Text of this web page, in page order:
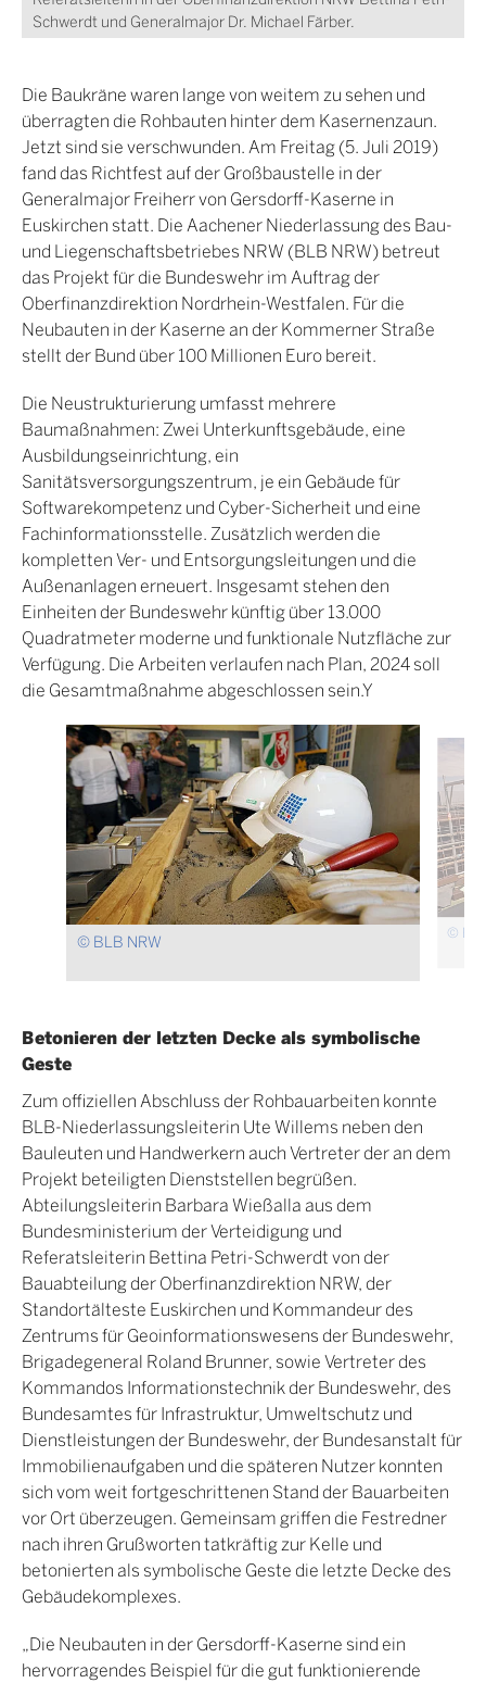
Schwerdt und Generalmajor Dr. Michael Färber.
Die Baukräne waren lange von weitem zu sehen und
überragten die Rohbauten hinter dem Kasernenzaun.
Jetzt sind sie verschwunden. Am Freitag (5. Juli 2019)
fand das Richtfest auf der Großbaustelle in der
Generalmajor Freiherr von Gersdorff-Kaserne in
Euskirchen statt. Die Aachener Niederlassung des Bau-
und Liegenschaftsbetriebes NRW (BLB NRW) betreut
das Projekt für die Bundeswehr im Auftrag der
Oberfinanzdirektion Nordrhein-Westfalen. Für die
Neubauten in der Kaserne an der Kommerner Straße
stellt der Bund über 100 Millionen Euro bereit.
Die Neustrukturierung umfasst mehrere
Baumaßnahmen: Zwei Unterkunftsgebäude, eine
Ausbildungseinrichtung, ein
Sanitätsversorgungszentrum, je ein Gebäude für
Softwarekompetenz und Cyber-Sicherheit und eine
Fachinformationsstelle. Zusätzlich werden die
kompletten Ver- und Entsorgungsleitungen und die
Außenanlagen erneuert. Insgesamt stehen den
Einheiten der Bundeswehr künftig über 13.000
Quadratmeter moderne und funktionale Nutzfläche zur
Verfügung. Die Arbeiten verlaufen nach Plan, 2024 soll
die Gesamtmaßnahme abgeschlossen sein.Y
© BLB NRW ©
Betonieren der letzten Decke als symbolische
Geste
Zum offiziellen Abschluss der Rohbauarbeiten konnte
BLB-Niederlassungsleiterin Ute Willems neben den
Bauleuten und Handwerkern auch Vertreter der an dem
Projekt beteiligten Dienststellen begrüßen.
Abteilungsleiterin Barbara Wießalla aus dem
Bundesministerium der Verteidigung und
Referatsleiterin Bettina Petri-Schwerdt von der
Bauabteilung der Oberfinanzdirektion NRW, der
Standortälteste Euskirchen und Kommandeur des
Zentrums für Geoinformationswesens der Bundeswehr,
Brigadegeneral Roland Brunner, sowie Vertreter des
Kommandos Informationstechnik der Bundeswehr, des
Bundesamtes für Infrastruktur, Umweltschutz und
Dienstleistungen der Bundeswehr, der Bundesanstalt für
Immobilienaufgaben und die späteren Nutzer konnten
sich vom weit fortgeschrittenen Stand der Bauarbeiten
vor Ort überzeugen. Gemeinsam griffen die Festredner
nach ihren Grußworten tatkräftig zur Kelle und
betonierten als symbolische Geste die letzte Decke des
Gebäudekomplexes.
„Die Neubauten in der Gersdorff-Kaserne sind ein
hervorragendes Beispiel für die gut funktionierende